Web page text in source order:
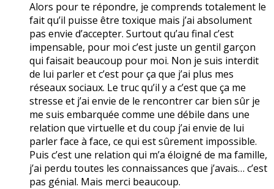
Alors pour te répondre, je comprends totalement le
fait qu’il puisse être toxique mais j’ai absolument
pas envie d’accepter. Surtout qu’au final c’est
impensable, pour moi c’est juste un gentil garçon
qui faisait beaucoup pour moi. Non je suis interdit
de lui parler et c’est pour ça que j’ai plus mes
réseaux sociaux. Le truc qu’il y a c’est que ça me
stresse et j’ai envie de le rencontrer car bien sûr je
me suis embarquée comme une débile dans une
relation que virtuelle et du coup j’ai envie de lui
parler face à face, ce qui est sûrement impossible.
Puis c’est une relation qui m’a éloigné de ma famille,
j’ai perdu toutes les connaissances que j’avais… c’est
pas génial. Mais merci beaucoup.